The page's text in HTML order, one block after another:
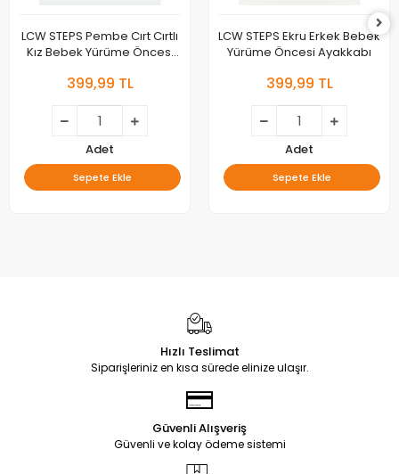
LCW STEPS Pembe Cırt Cırtlı
Kız Bebek Yürüme Öncesi
399,99 TL
Adet
Sepete Ekle
LCW STEPS Ekru Erkek Bebek
Yürüme Öncesi Ayakkabı
399,99 TL
Adet
Sepete Ekle
Hızlı Teslimat
Siparişleriniz en kısa sürede elinize ulaşır.
Güvenli Alışveriş
Güvenli ve kolay ödeme sistemi